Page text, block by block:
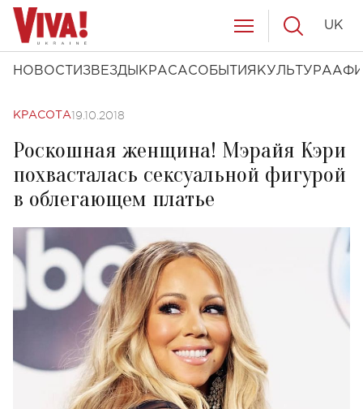
НОВОСТИ ЗВЕЗДЫ КРАСАСОБЫТИЯ КУЛЬТУРА
UK
КРАСОТА19.10.2018
Роскошная женщина! Мэрайя Кэри
похвасталась сексуальной фигурой
в облегающем платье